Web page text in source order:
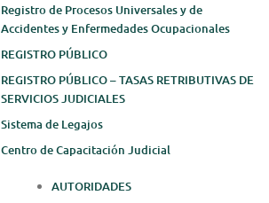
Registro de Procesos Universales y de
Accidentes y Enfermedades Ocupacionales
REGISTRO PÚBLICO
REGISTRO PÚBLICO – TASAS RETRIBUTIVAS DE
SERVICIOS JUDICIALES
Sistema de Legajos
Centro de Capacitación Judicial
AUTORIDADES